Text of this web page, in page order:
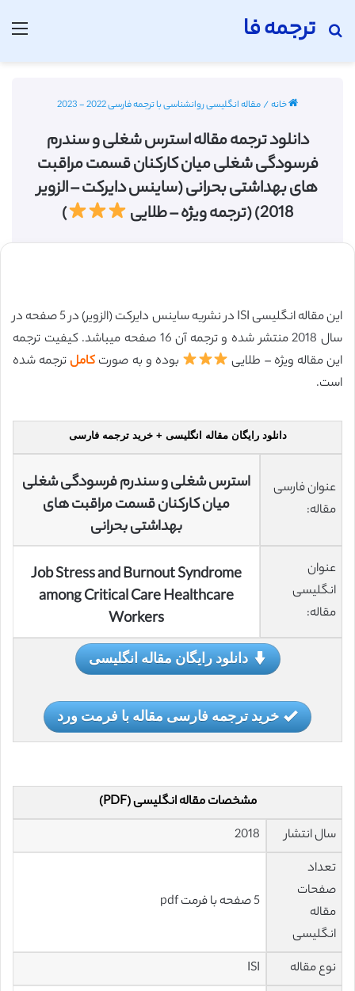
ترجمه فا
جستجو برای
خانه/مقاله انگلیسی روانشناسی با ترجمه فارسی 2022 - 2023
دانلود ترجمه مقاله استرس شغلی و سندرم
فرسودگی شغلی میان کارکنان قسمت مراقبت
های بهداشتی بحرانی (ساینس دایرکت – الزویر
2018) (ترجمه ویژه – طلایی
)
این مقاله انگلیسی ISI در نشریه ساینس دایرکت (الزویر) در 5 صفحه در
سال 2018 منتشر شده و ترجمه آن 16 صفحه میباشد. کیفیت ترجمه
این مقاله ویژه – طلایی
بوده و به صورت کاملترجمه شده
است.
دانلود رایگان مقاله انگلیسی + خرید ترجمه فارسی
عنوان فارسی
مقاله:
استرس شغلی و سندرم فرسودگی شغلی
میان کارکنان قسمت مراقبت های
بهداشتی بحرانی
عنوان
انگلیسی
مقاله:
Job Stress and Burnout Syndrome
among Critical Care Healthcare
Workers
دانلود رایگان مقاله انگلیسی
خرید ترجمه فارسی مقاله با فرمت ورد
مشخصات مقاله انگلیسی (PDF)
سال انتشار
2018
تعداد
صفحات
مقاله
انگلیسی
5 صفحه با فرمت pdf
نوع مقاله
ISI